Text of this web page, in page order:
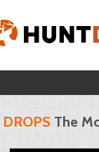
DROPS The